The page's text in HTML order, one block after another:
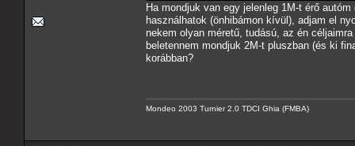
Ha mondjuk van egy jelenleg 1M-t érő
használhatok (önhibámon kívül), adjam el
nekem olyan méretű, tudású, az én
beletennem mondjuk 2M-t pluszban (és ki
korábban?
Mondeo 2003 Turnier 2.0 TDCI Ghia (FMBA)